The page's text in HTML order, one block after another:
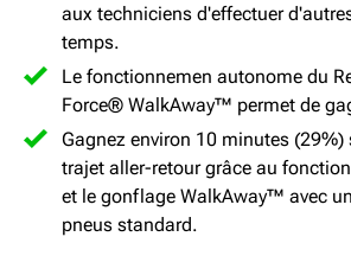
aux techniciens d'effectuer
temps.
Le fonctionnemen autonome du
Force® WalkAway™ permet de
Gagnez environ 10 minutes (29%)
trajet aller-retour grâce au
et le gonflage WalkAway™ avec
pneus standard.